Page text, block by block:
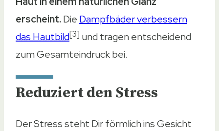
erscheint.Die Dampfbäder verbessern
das Hautbild[3] und tragen entscheidend
zum Gesamteindruck bei.
Reduziert den Stress
Der Stress steht Dir förmlich ins Gesicht